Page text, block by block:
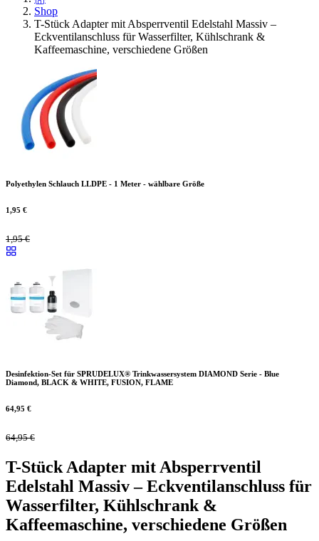
Shop
T-Stück Adapter mit Absperrventil Edelstahl Massiv –
Eckventilanschluss für Wasserfilter, Kühlschrank &
Kaffeemaschine, verschiedene Größen
Polyethylen Schlauch LLDPE - 1 Meter - wählbare Größe
1,95 €
1,95€
Desinfektion-Set für SPRUDELUX® Trinkwassersystem DIAMOND Serie - Blue
Diamond, BLACK & WHITE, FUSION, FLAME
64,95 €
64,95€
T-Stück Adapter mit Absperrventil
Edelstahl Massiv – Eckventilanschluss für
Wasserfilter, Kühlschrank &
Kaffeemaschine, verschiedene Größen